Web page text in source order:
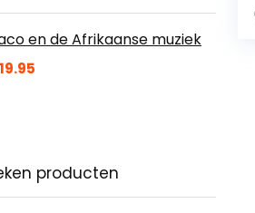
en de Afrikaanse muziek
19.95
producten